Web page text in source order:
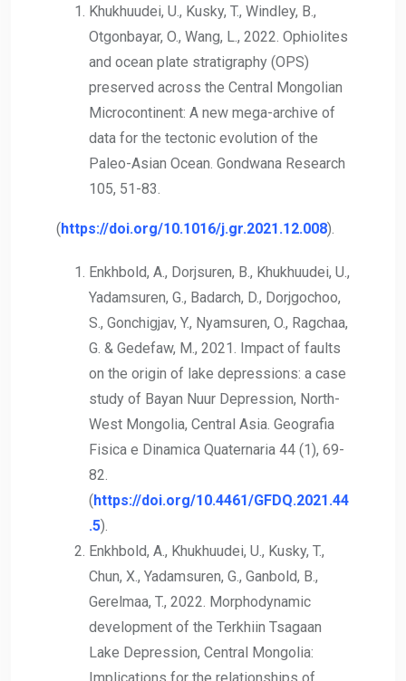
Khukhuudei, U., Kusky, T., Windley, B.,
Otgonbayar, O., Wang, L., 2022. Ophiolites
and ocean plate stratigraphy (OPS)
preserved across the Central Mongolian
Microcontinent: A new mega-archive of
data for the tectonic evolution of the
Paleo-Asian Ocean. Gondwana Research
105, 51-83.
(https://doi.org/10.1016/j.gr.2021.12.008).
Enkhbold, A., Dorjsuren, B., Khukhuudei, U.,
Yadamsuren, G., Badarch, D., Dorjgochoo,
S., Gonchigjav, Y., Nyamsuren, O., Ragchaa,
G. & Gedefaw, M., 2021. Impact of faults
on the origin of lake depressions: a case
study of Bayan Nuur Depression, North-
West Mongolia, Central Asia. Geografia
Fisica e Dinamica Quaternaria 44 (1), 69-
82.
(https://doi.org/10.4461/GFDQ.2021.44
.5).
Enkhbold, A., Khukhuudei, U., Kusky, T.,
Chun, X., Yadamsuren, G., Ganbold, B.,
Gerelmaa, T., 2022. Morphodynamic
development of the Terkhiin Tsagaan
Lake Depression, Central Mongolia:
Implications for the relationships of